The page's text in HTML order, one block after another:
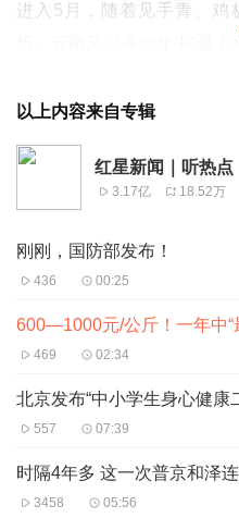
进入5月，随着见手青、鸡
市场市场部主管翟占世说，
菌系列，还有谷熟菌、鸡枞
目前上市的野生菌已有10余种
上午10点，记者来到木水花
来采购野生菌。“青头菌才
要1000块/公斤。”商户李先
记者了解到，上周刚上市的
斤。见手青则因上市量有所
公斤，下降至300到800元/
质地偏硬的品质更好。”商户
市场商户介绍，近期市场上
以上内容来自专辑
红星新闻｜听热点
3.17亿 18.52万
刚刚，国防部发布！
436 00:25
600—1000元/公斤！一年中“
469 02:34
北京发布“中小学生身心健康
557 07:39
时隔4年多 这一次普京和泽
3458 05:56